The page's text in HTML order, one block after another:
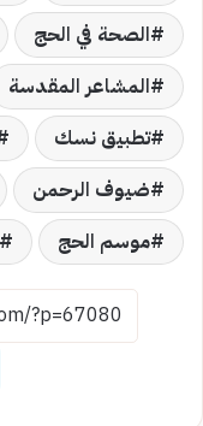
الصحة في الحج
المشاعر المقدسة
تطبيق نسك
ضيوف الرحمن
موسم الحج